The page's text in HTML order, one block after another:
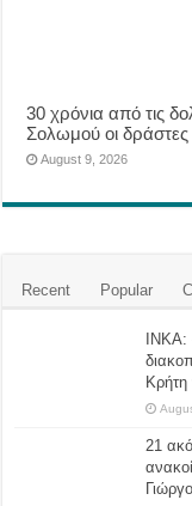
30 χρόνια από τις
Σολωμού οι
August 9, 2026
Recent Popular
Κρήτη
21